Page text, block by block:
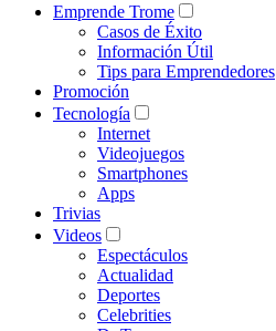
Emprende Trome
Casos de Éxito
Información Útil
Tips para Emprendedores
Promoción
Tecnología
Internet
Videojuegos
Smartphones
Apps
Trivias
Videos
Espectáculos
Actualidad
Deportes
Celebrities